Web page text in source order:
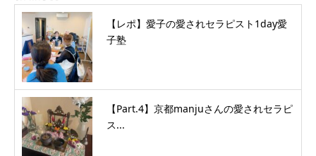
【レポ】愛子の愛されセラピスト1day愛
子塾
【Part.4】京都manjuさんの愛されセラピ
ス...